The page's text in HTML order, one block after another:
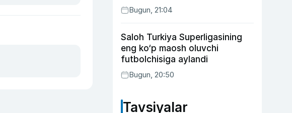
va joylashtiriladi
Bugun, 21:04
Saloh Turkiya Superligasining
eng ko‘p maosh oluvchi
futbolchisiga aylandi
Bugun, 20:50
Tavsiyalar